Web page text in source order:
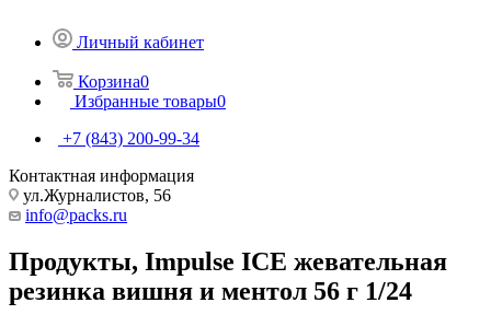
Личный кабинет
Корзина0
Избранные товары0
+7 (843) 200-99-34
Контактная информация
ул.Журналистов, 56
info@packs.ru
Продукты, Impulse ICE жевательная
резинка вишня и ментол 56 г 1/24